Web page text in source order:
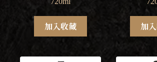
加入收藏 加